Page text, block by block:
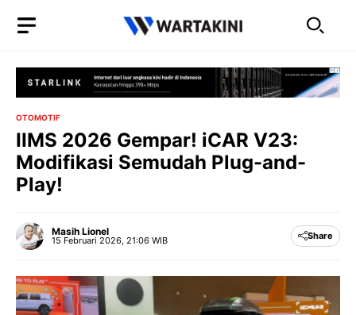
OTOMOTIF
IIMS 2026 Gempar! iCAR V23:
Modifikasi Semudah Plug-and-
Play!
Masih Lionel
15 Februari 2026, 21:06 WIB Share